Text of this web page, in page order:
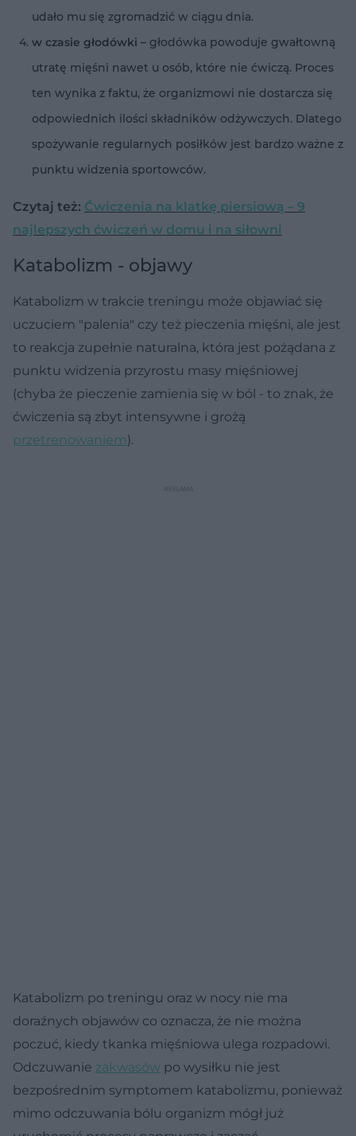
udało mu się zgromadzić w ciągu dnia.
w czasie głodówki – głodówka powoduje gwałtowną
utratę mięśni nawet u osób, które nie ćwiczą. Proces
ten wynika z faktu, że organizmowi nie dostarcza się
odpowiednich ilości składników odżywczych. Dlatego
spożywanie regularnych posiłków jest bardzo ważne z
punktu widzenia sportowców.
Czytaj też: Ćwiczenia na klatkę piersiową – 9
najlepszych ćwiczeń w domu i na siłowni
Katabolizm - objawy
Katabolizm w trakcie treningu może objawiać się
uczuciem "palenia" czy też pieczenia mięśni, ale jest
to reakcja zupełnie naturalna, która jest pożądana z
punktu widzenia przyrostu masy mięśniowej
(chyba że pieczenie zamienia się w ból - to znak, że
ćwiczenia są zbyt intensywne i grożą
przetrenowaniem).
Katabolizm po treningu oraz w nocy nie ma
doraźnych objawów co oznacza, że nie można
poczuć, kiedy tkanka mięśniowa ulega rozpadowi.
Odczuwanie zakwasów po wysiłku nie jest
bezpośrednim symptomem katabolizmu, ponieważ
mimo odczuwania bólu organizm mógł już